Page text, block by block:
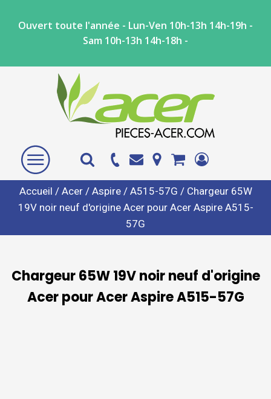
Ouvert toute l'année - Lun-Ven 10h-13h 14h-19h -
Sam 10h-13h 14h-18h -
Accueil / Acer/ Aspire/ A515-57G / Chargeur 65W
19V noir neuf d'origine Acer pour Acer Aspire A515-
57G
Chargeur 65W 19V noir neuf d'origine
Acer pour Acer Aspire A515-57G